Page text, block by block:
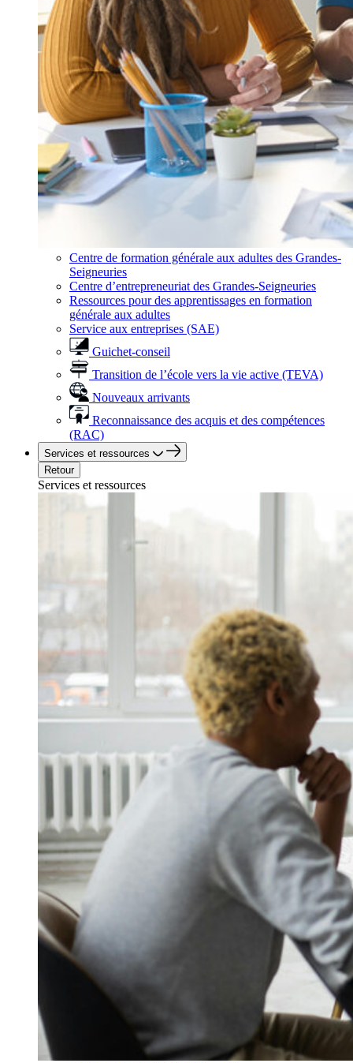
Centre de formation générale aux adultes des Grandes-
Seigneuries
Centre d’entrepreneuriat des Grandes-Seigneuries
Ressources pour des apprentissages en formation
générale aux adultes
Service aux entreprises (SAE)
Guichet-conseil
Transition de l’école vers la vie active (TEVA)
Nouveaux arrivants
Reconnaissance des acquis et des compétences
(RAC)
Services et ressources
Retour
Services et ressources